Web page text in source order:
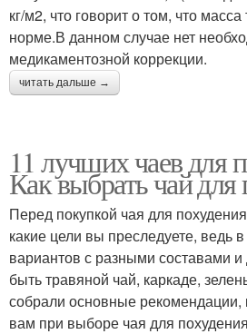
кг/м2, что говорит о том, что
норме.В данном случае нет
медикаментозной коррекции.
читать дальше →
11 лучших чаев для
Как выбрать чай для
Перед покупкой чая для
какие цели вы преследуете, ведь
вариантов с разными составами
быть травяной чай, каркаде,
собрали основные рекомендации,
вам при выборе чая для